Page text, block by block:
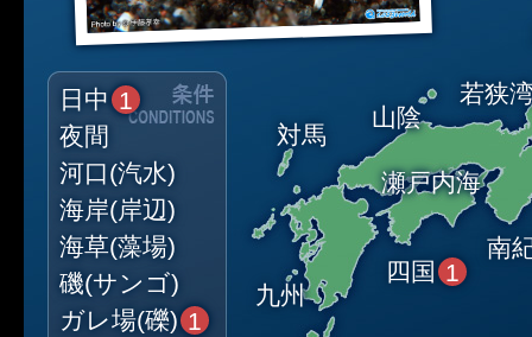
若狭
南
山陰
瀬戸内海
四国 1
対馬
九州
日中 1
夜間
河口(汽水)
海岸(岸辺)
海草(藻場)
磯(サンゴ)
ガレ場(礫) 1